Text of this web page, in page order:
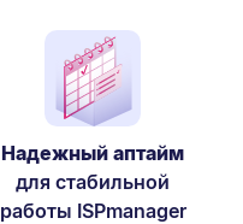
Надежный аптайм
для стaбильной
работы ISPmanager